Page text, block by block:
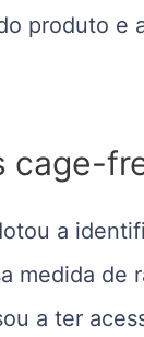
produto e
cage-
a
medida de
a ter